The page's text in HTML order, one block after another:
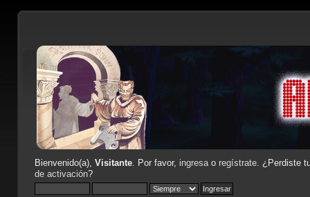
Bienvenido(a), Visitante. Por favor, ingresao regístrate. ¿Perdiste
de activación?